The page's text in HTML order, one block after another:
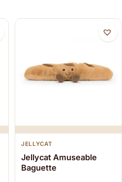
JELLYCAT
Jellycat Amuseable
Baguette